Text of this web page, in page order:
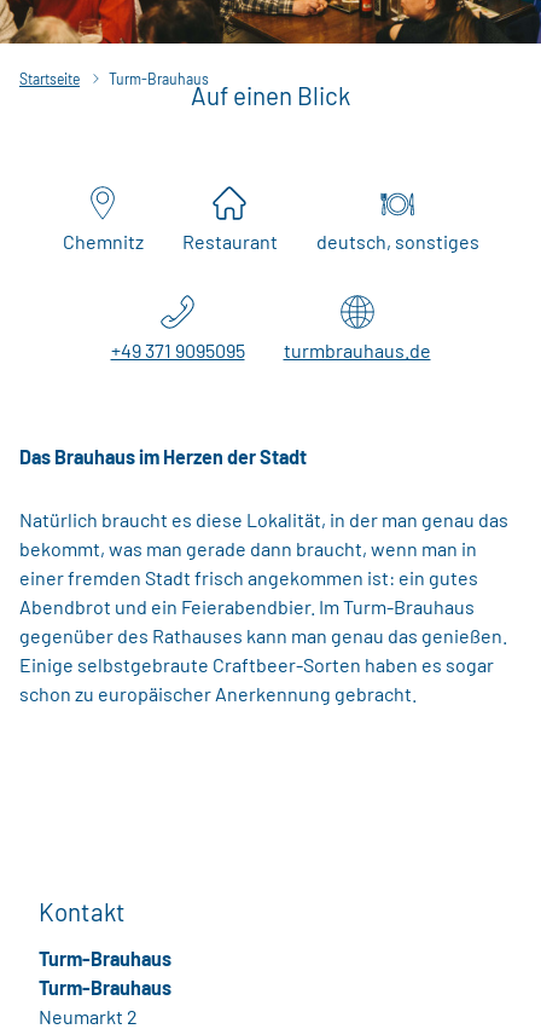
Startseite Turm-Brauhaus
Auf einen Blick
Chemnitz Restaurant deutsch, sonstiges
+49 371 9095095 turmbrauhaus.de
Das Brauhaus im Herzen der Stadt
Natürlich braucht es diese Lokalität, in der man genau das
bekommt, was man gerade dann braucht, wenn man in
einer fremden Stadt frisch angekommen ist: ein gutes
Abendbrot und ein Feierabendbier. Im Turm-Brauhaus
gegenüber des Rathauses kann man genau das genießen.
Einige selbstgebraute Craftbeer-Sorten haben es sogar
schon zu europäischer Anerkennung gebracht.
Kontakt
Turm-Brauhaus
Turm-Brauhaus
Neumarkt 2